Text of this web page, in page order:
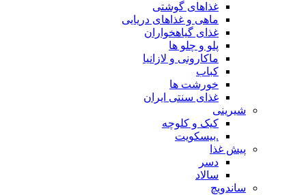
غذاهای گوشتی
ماهی و غذاهای دریایی
غذای گیاهخواران
پلو و چلو ها
ماکارونی و لازانیا
کباب
خورشت ها
غذای سنتی ایران
شیرینی
کیک و کلوچه
.بیسکویت
پیش غذا
دسر
سالاد
ساندویچ